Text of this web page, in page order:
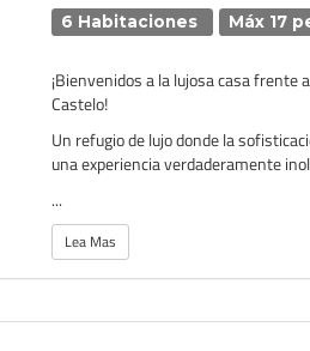
6 Habitaciones Máx 17
¡Bienvenidos a la lujosa casa frente
Castelo!
Un refugio de lujo donde la
una experiencia verdaderamente
...
Lea Mas